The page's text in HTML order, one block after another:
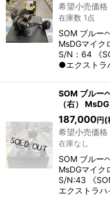
希望小売価格
在庫数 1点
SOM ブルー
MsDGマイ
S/N：64 《
●エクストラ
SOM ブルー
（右）
187,000円(
希望小売価格
在庫なし
SOM ブルー
MsDGマイ
S/N:43 《
エクストラ